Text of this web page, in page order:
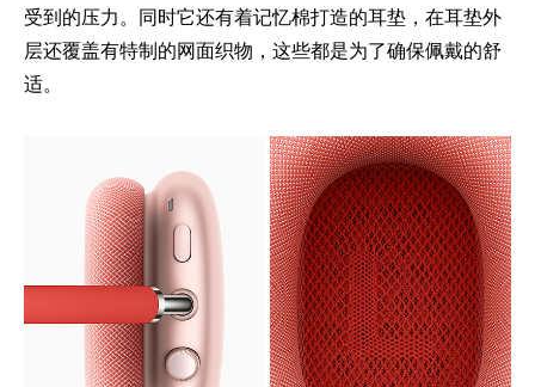
受到的压力。同时它还有着记忆棉打造的耳垫，在耳垫外
层还覆盖有特制的网面织物，这些都是为了确保佩戴的舒
适。